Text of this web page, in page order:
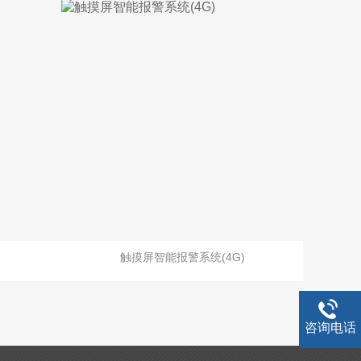
触摸屏智能报警系统(4G)
咨询电话